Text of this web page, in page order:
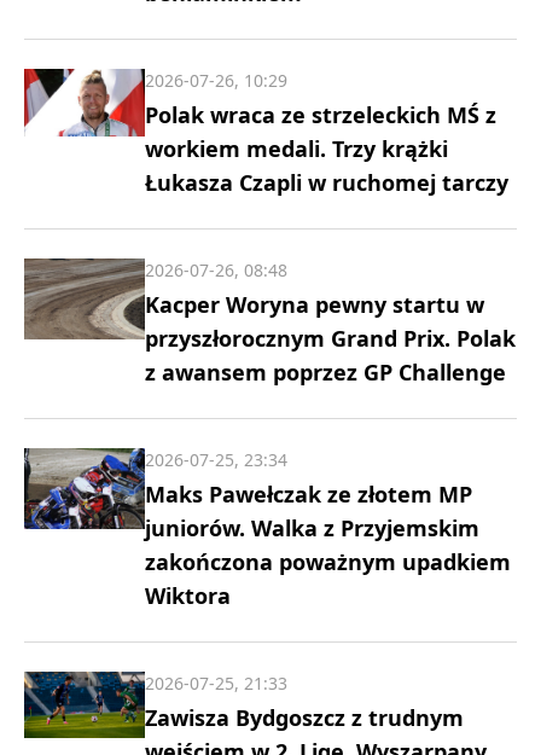
Polak wraca ze strzeleckich MŚ z
workiem medali. Trzy krążki
Łukasza Czapli w ruchomej tarczy
2026-07-26, 10:29
Kacper Woryna pewny startu w
przyszłorocznym Grand Prix. Polak
z awansem poprzez GP Challenge
2026-07-26, 08:48
Maks Pawełczak ze złotem MP
juniorów. Walka z Przyjemskim
zakończona poważnym upadkiem
Wiktora
2026-07-25, 23:34
Zawisza Bydgoszcz z trudnym
2026-07-25, 21:33